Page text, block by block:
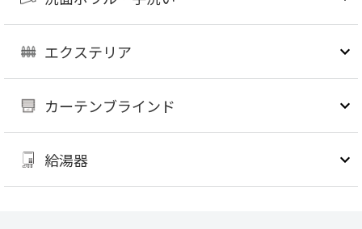
エクステリア
カーテンブラインド
給湯器